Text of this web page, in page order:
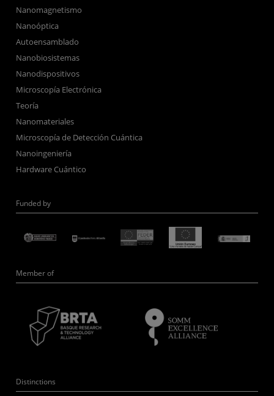
Nanomagnetismo
Nanoóptica
Autoensamblado
Nanobiosistemas
Nanodispositivos
Microscopía Electrónica
Teoría
Nanomateriales
Microscopía de Detección Cuántica
Nanoingeniería
Hardware Cuántico
Funded by
Member of
Distinctions